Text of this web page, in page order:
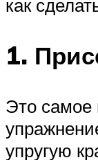
как
1.
Это самое
упругую